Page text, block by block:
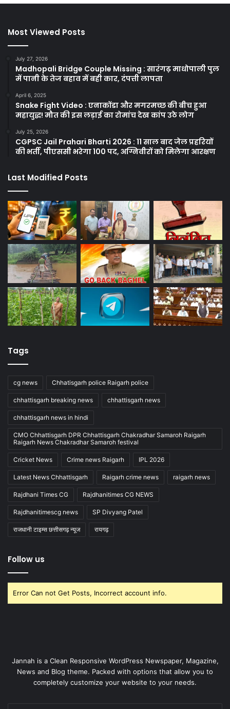
Most Viewed Posts
July 27, 2026
Madhopali Bridge Couple Missing : सारंगढ़ माधोपाली पुल
में पानी के तेज बहाव में बही कार, दंपत्ती लापता
April 6, 2025
Snake Fight Video : एनाकोंडा और मगरमच्छ की बीच हुआ
महायुद्ध! मौत की इस लड़ाई का रोमांच देख कांप उठे लोग
July 25, 2026
CGPSC Jail Prahari Bharti 2026 : 11 साल बाद जेल प्रहरियों
की भर्ती, पीएससी भरेगा 100 पद, अग्निवीरों को मिलेगा आरक्षण
Last Modified Posts
Tags
cg news Chhatisgarh police Raigarh police
chhattisgarh breaking news chhattisgarh news
chhattisgarh news in hindi
CMO Chhattisgarh DPR Chhattisgarh Chakradhar Samaroh Raigarh
Raigarh News Chakradhar Samaroh festival
Cricket News Crime news Raigarh IPL 2026
Latest News Chhattisgarh Raigarh crime news raigarh news
Rajdhani Times CG Rajdhanitimes CG NEWS
Rajdhanitimescg news SP Divyang Patel
राजधानी टाइम्स छत्तीसगढ़ न्यूज रायगढ़
Follow us
Error Can not Get Posts, Incorrect account info.
Jannah is a Clean Responsive WordPress Newspaper, Magazine,
News and Blog theme. Packed with options that allow you to
completely customize your website to your needs.